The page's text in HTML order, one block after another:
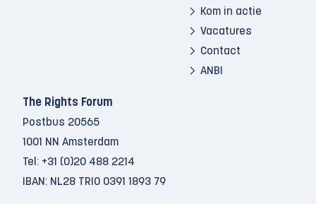
Kom in actie
Vacatures
Contact
ANBI
The Rights Forum
Postbus 20565
1001 NN Amsterdam
Tel: +31 (0)20 488 2214
IBAN: NL28 TRIO 0391 1893 79